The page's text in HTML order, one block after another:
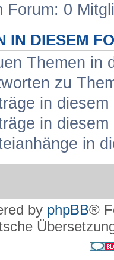
Forum: 0
IN DIESEM
Themen in
zu
in
in
in
by phpBB®